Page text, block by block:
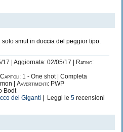
smut in doccia del peggior tipo.
17 | Aggiornata: 02/05/17 |
Rating:
Capitoli: 1 - One shot | Completa
| Avvertimenti: PWP
Bodt
dei Giganti | Leggi le 5 recensioni